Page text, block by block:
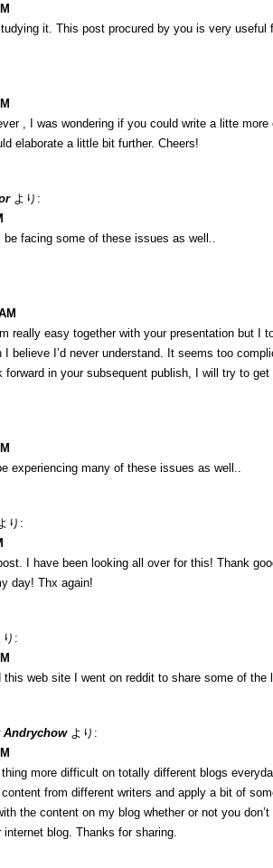
it. This post procured by you is very useful
, I was wondering if you could write a litte
elaborate a little bit further. Cheers!
より:
facing some of these issues as well..
really easy together with your presentation but I
I believe I’d never understand. It seems too
forward in your subsequent publish, I will try to
experiencing many of these issues as well..
り:
I have been looking all over for this! Thank
day! Thx again!
り:
web site I went on reddit to share some of the
より:
more difficult on totally different blogs
from different writers and apply a bit of
the content on my blog whether or not you
blog. Thanks for sharing.